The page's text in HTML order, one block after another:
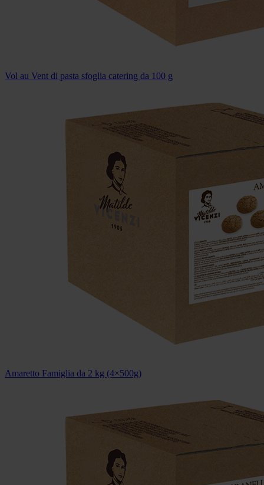
Vol au Vent di pasta sfoglia catering da 100 g
Amaretto Famiglia da 2 kg (4×500g)